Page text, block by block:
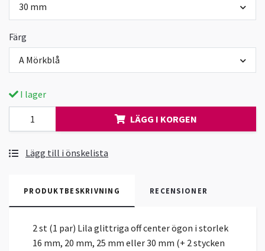
30 mm
Färg
A Mörkblå
I lager
LÄGG I KORGEN
Lägg till i önskelista
PRODUKTBESKRIVNING RECENSIONER
2 st (1 par) Lila glittriga off center ögon i storlek
16 mm, 20 mm, 25 mm eller 30 mm (+ 2 stycken